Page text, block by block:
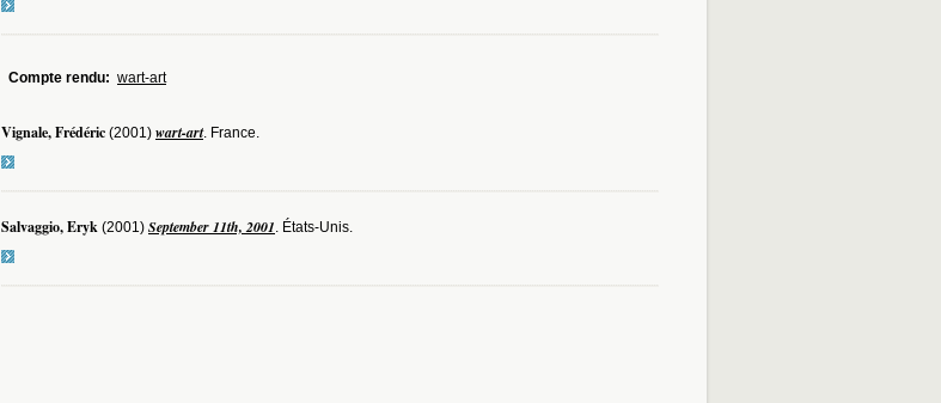
Compte rendu: wart-art
Vignale, Frédéric (2001) wart-art. France.
Salvaggio, Eryk (2001) September 11th, 2001. États-Unis.